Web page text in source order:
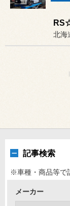
北海
記事検索
※車種・商品等で
メーカー